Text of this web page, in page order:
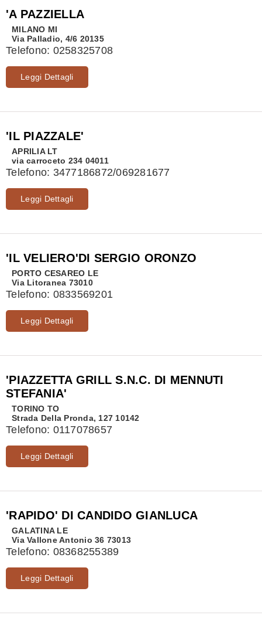
'A PAZZIELLA
MILANO MI
Via Palladio, 4/6 20135
Telefono: 0258325708
Leggi Dettagli
'IL PIAZZALE'
APRILIA LT
via carroceto 234 04011
Telefono: 3477186872/069281677
Leggi Dettagli
'IL VELIERO'DI SERGIO ORONZO
PORTO CESAREO LE
Via Litoranea 73010
Telefono: 0833569201
Leggi Dettagli
'PIAZZETTA GRILL S.N.C. DI MENNUTI
STEFANIA'
TORINO TO
Strada Della Pronda, 127 10142
Telefono: 0117078657
Leggi Dettagli
'RAPIDO' DI CANDIDO GIANLUCA
GALATINA LE
Via Vallone Antonio 36 73013
Telefono: 08368255389
Leggi Dettagli